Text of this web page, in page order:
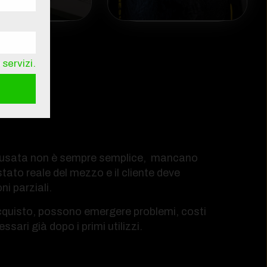
non è sempre semplice, mancano
reale del mezzo e il cliente deve
parziali.
possono emergere problemi, costi
già dopo i primi utilizzi.